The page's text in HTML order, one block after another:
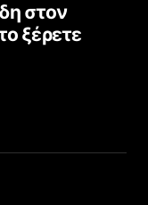
στον
ξέρετε